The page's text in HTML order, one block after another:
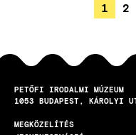
OLDALSZÁMOZÁSOLDAL
1 2
PETŐFI IRODALMI MÚZEUM
1053
BUDAPEST KÁROLYI
MEGKÖZELÍTÉS